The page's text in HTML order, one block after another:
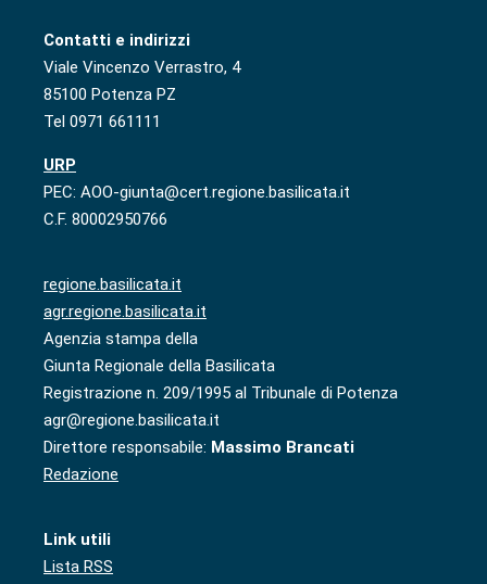
Contatti e indirizzi
Viale Vincenzo Verrastro, 4
85100 Potenza PZ
Tel 0971 661111
URP
PEC: AOO-giunta@cert.regione.basilicata.it
C.F. 80002950766
regione.basilicata.it
agr.regione.basilicata.it
Agenzia stampa della
Giunta Regionale della Basilicata
Registrazione n. 209/1995 al Tribunale di Potenza
agr@regione.basilicata.it
Direttore responsabile: Massimo Brancati
Redazione
Link utili
Lista RSS